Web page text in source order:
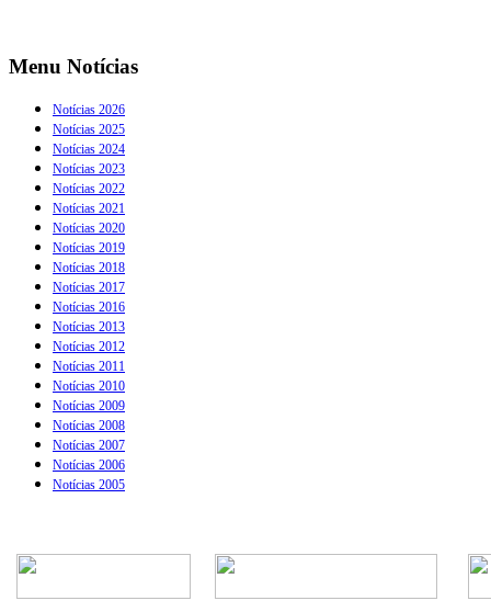
Menu Notícias
Notícias 2026
Notícias 2025
Notícias 2024
Notícias 2023
Notícias 2022
Notícias 2021
Notícias 2020
Notícias 2019
Notícias 2018
Notícias 2017
Notícias 2016
Notícias 2013
Notícias 2012
Notícias 2011
Notícias 2010
Notícias 2009
Notícias 2008
Notícias 2007
Notícias 2006
Notícias 2005